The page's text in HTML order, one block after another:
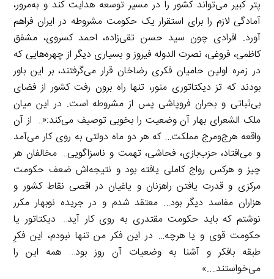
پتر کبیر می‌تواند کشور را در مسیر توسعه هدایت کند و به‌مرور،
آمادگی لازم را برای استقرار یک حکومت مشروطه در ایران فراهم
آورد. افرادی چون سید حسن تقی‌زاده، احمد کسروی، مشفق
کاظمی، فروغی، نصرت الدوله فیروز و بسیاری دیگر از چهره‌هایی که
در زمره اولین حامیان فکری رضاخان قرار می‌گرفتند، بر این باور
بودند که تز دیکتاتوری منور، تنها راه برون رفت کشور از فضای
بی‌ثباتی و بحران فروپاشی پس از مشروطه است. در این میان
ملک الشعرای بهار آن وضعیت را بخوبی توصیف می‌کند:«… از آن
واقعه هرج‌ومرج مملکت… که هر دو ماه دولتی به روی کار می‌آمد
و می‌افتاد، حزب‌بازی، فحاشی، تهمت و ناسزاگویی… مخالفان هر
چیز و هرکس رواج کاملی یافته بود و نتیجه‌اش ضعف حکومت
مرکزی و قدرت یافتن راهزنان و یاغیان در اقصی نقاط کشور و
هزاران مفاسد دیگر بود… معتقد شدم و در جریده نوبهار مکرر
نوشتم که باید حکومت مقتدری به روی کار آید… دیکتاتور یا
حکومت قوی و یا هرچه… در این فکر من تنها نبودم، این فکرِ
طبقه بافکر و آشنا به وضعیات آن روز بود… همه این را
می‌خواستند….»